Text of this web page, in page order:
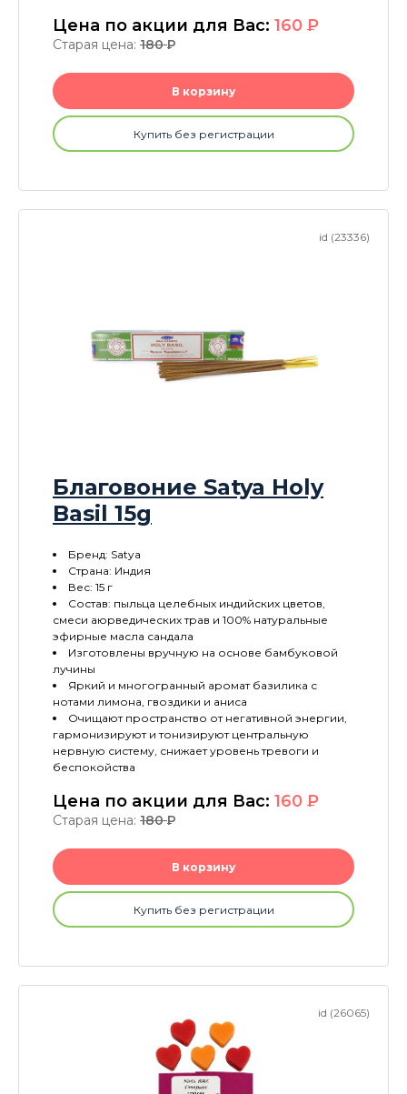
Цена по акции для Вас: 160 P
Старая цена: 180P
В корзину
Купить без регистрации
id (23336)
Благовоние Satya Holy
Basil 15g
Бренд: Satya
Страна: Индия
Вес: 15 г
Состав: пыльца целебных индийских цветов,
смеси аюрведических трав и 100% натуральные
эфирные масла сандала
Изготовлены вручную на основе бамбуковой
лучины
Яркий и многогранный аромат базилика с
нотами лимона, гвоздики и аниса
Очищают пространство от негативной энергии,
гармонизируют и тонизируют центральную
нервную систему, снижает уровень тревоги и
беспокойства
Цена по акции для Вас: 160 P
Старая цена: 180P
В корзину
Купить без регистрации
id (26065)